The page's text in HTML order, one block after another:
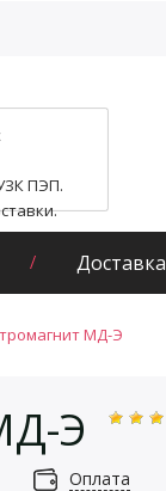
ПЭП.
Доставка
МД-Э
Э
Оплата